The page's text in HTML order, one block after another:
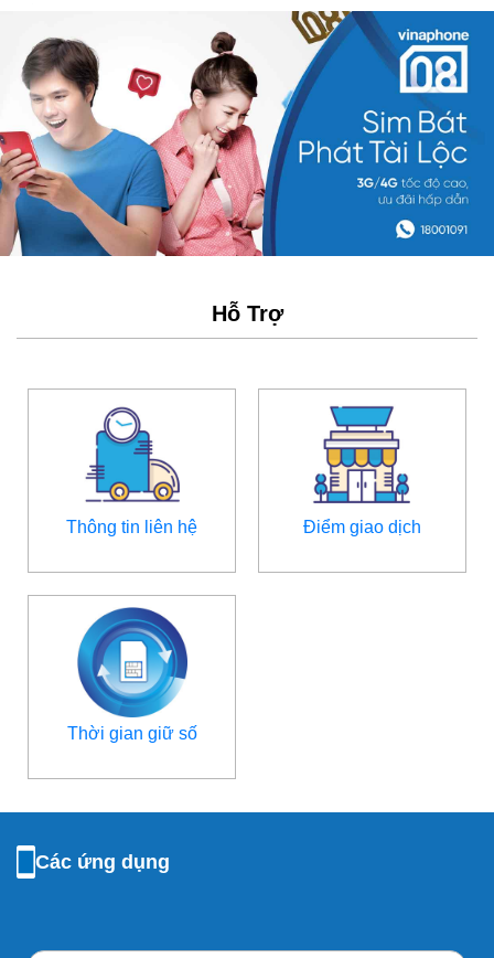
Hỗ Trợ
Thông tin liên hệ Điểm giao dịch
Thời gian giữ số
Các ứng dụng